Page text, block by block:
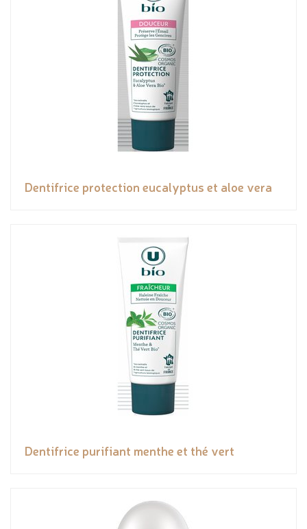
Dentifrice protection eucalyptus et aloe vera
Dentifrice purifiant menthe et thé vert